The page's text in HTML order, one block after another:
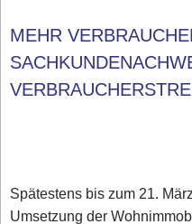
MEHR
Spätestens bis zum 21.
Umsetzung der